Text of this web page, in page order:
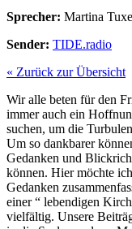
Sprecher: Martina
Sender: TIDE.radio
« Zurück zur Übersicht
Wir alle beten für den
immer auch ein
suchen, um die
Um so dankbarer
Gedanken und
können. Hier möchte
Gedanken
einer “ lebendigen
vielfältig. Unsere